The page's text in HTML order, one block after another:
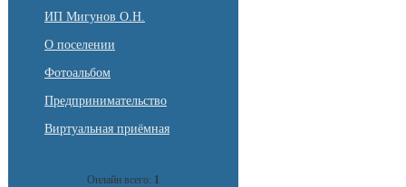
ИП Мигунов О.Н.
О поселении
Фотоальбом
Предпринимательство
Виртуальная приёмная
Онлайн всего: 1